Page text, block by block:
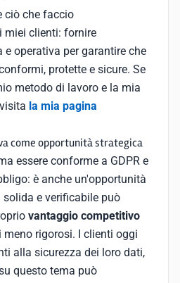
ciò che faccio
miei clienti: fornire
operativa per garantire che
protette e sicure. Se
metodo di lavoro e la mia
la mia pagina
come opportunità strategica
essere conforme a GDPR e
è anche un'opportunità
e verificabile può
vantaggio competitivo
rigorosi. I clienti oggi
alla sicurezza dei loro dati,
questo tema può